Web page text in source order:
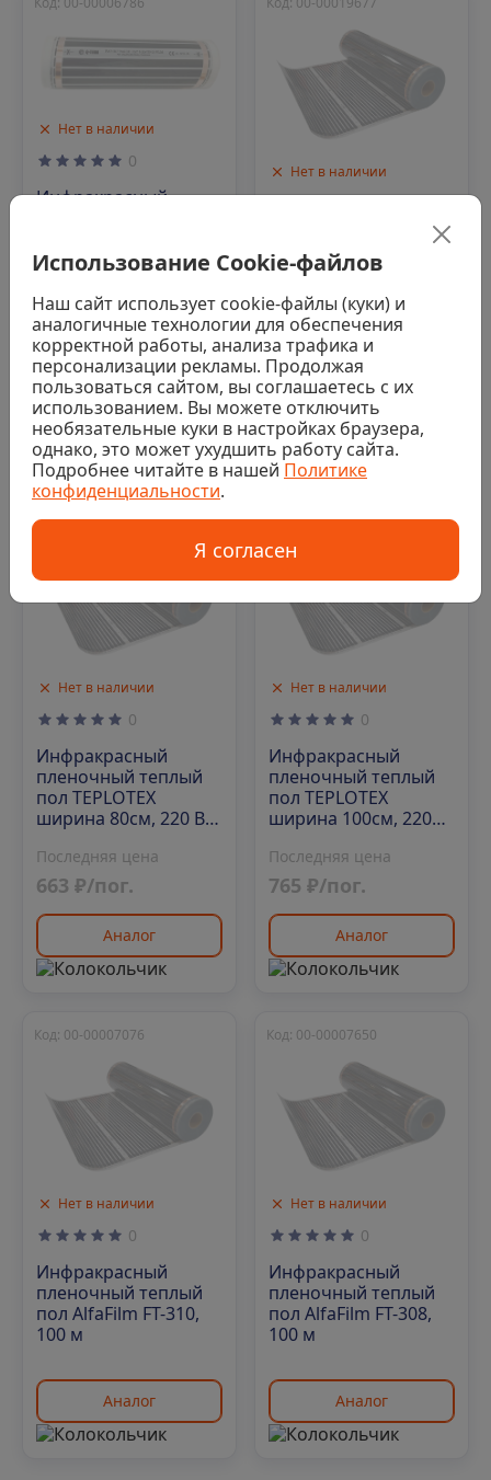
Нет в наличии
0
Инфракрасный
50см, 220 Вт/м2 (140
Последняя цена
510 ₽/пог.
Аналог
Нет в наличии
пленочный теплый
пол TEPLOTEX
ширина 50см, 220 Вт/
м2 (150 м/рул)
Последняя цена
510 ₽/пог.
Аналог
Нет в наличии
Код: 00-00024384
0
Инфракрасный
пленочный теплый
пол TEPLOTEX
ширина 80см, 220 Вт/
Последняя цена
663 ₽/пог.
Аналог
Нет в наличии
Код: 00-00019164
0
Инфракрасный
пленочный теплый
пол TEPLOTEX
ширина 100см, 220
Последняя цена
765 ₽/пог.
Аналог
Нет в наличии
Код: 00-00007076
0
Инфракрасный
пленочный теплый
пол AlfaFilm FT-310,
100 м
Аналог
Нет в наличии
Код: 00-00007650
0
Инфракрасный
пленочный теплый
пол AlfaFilm FT-308,
100 м
Аналог
Использование Cookie-файлов
Наш сайт использует cookie-файлы (куки) и
аналогичные технологии для обеспечения
корректной работы, анализа трафика и
персонализации рекламы. Продолжая
пользоваться сайтом, вы соглашаетесь с их
использованием. Вы можете отключить
необязательные куки в настройках браузера,
однако, это может ухудшить работу сайта.
Подробнее читайте в нашей Политике
конфиденциальности.
Я согласен